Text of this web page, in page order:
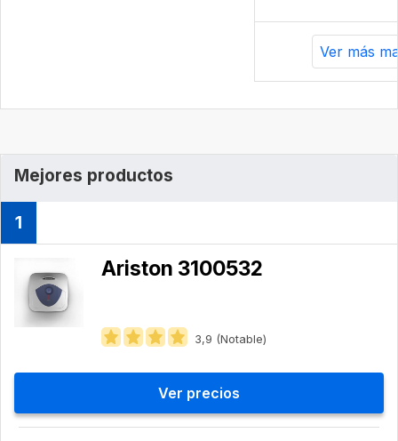
Ver más
Mejores productos
1
Ariston 3100532
3,9 (Notable)
Ver precios